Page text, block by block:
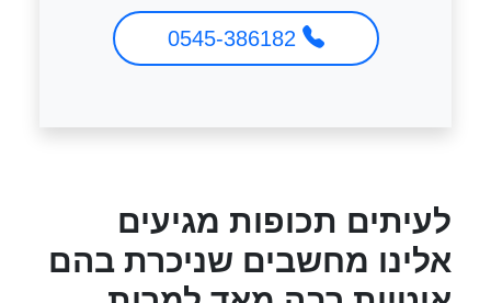
לעיתים תכופות מגיעים
אלינו מחשבים שניכרת בהם